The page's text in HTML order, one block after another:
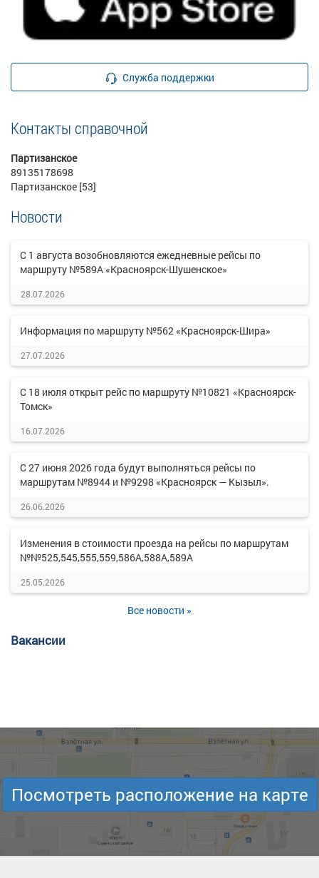
Служба поддержки
Контакты справочной
Партизанское
89135178698
Партизанское [53]
Новости
С 1 августа возобновляются ежедневные рейсы по
маршруту №589А «Красноярск-Шушенское»
28.07.2026
Информация по маршруту №562 «Красноярск-Шира»
27.07.2026
С 18 июля открыт рейс по маршруту №10821 «Красноярск-
Томск»
16.07.2026
С 27 июня 2026 года будут выполняться рейсы по
маршрутам №8944 и №9298 «Красноярск — Кызыл».
26.06.2026
Изменения в стоимости проезда на рейсы по маршрутам
№№525,545,555,559,586А,588А,589А
25.05.2026
Все новости »
Вакансии
Посмотреть расположение на карте